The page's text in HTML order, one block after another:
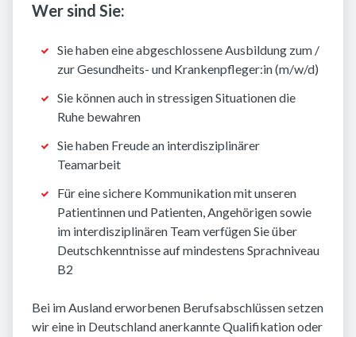
Wer sind Sie:
Sie haben eine abgeschlossene Ausbildung zum /
zur Gesundheits- und Krankenpfleger:in (m/w/d)
Sie können auch in stressigen Situationen die
Ruhe bewahren
Sie haben Freude an interdisziplinärer
Teamarbeit
Für eine sichere Kommunikation mit unseren
Patientinnen und Patienten, Angehörigen sowie
im interdisziplinären Team verfügen Sie über
Deutschkenntnisse auf mindestens Sprachniveau
B2
Bei im Ausland erworbenen Berufsabschlüssen setzen
wir eine in Deutschland anerkannte Qualifikation oder